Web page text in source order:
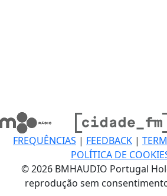
FREQUÊNCIAS | FEEDBACK |
POLÍTICA DE
© 2026 BMHAUDIO Portugal
reprodução sem